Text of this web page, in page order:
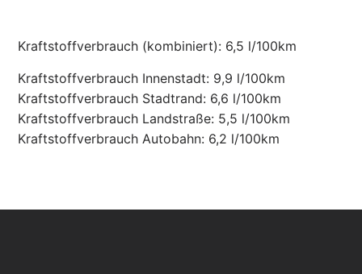
Kraftstoffverbrauch (kombiniert): 6,5 l/100km
Kraftstoffverbrauch Innenstadt: 9,9 l/100km
Kraftstoffverbrauch Stadtrand: 6,6 l/100km
Kraftstoffverbrauch Landstraße: 5,5 l/100km
Kraftstoffverbrauch Autobahn: 6,2 l/100km